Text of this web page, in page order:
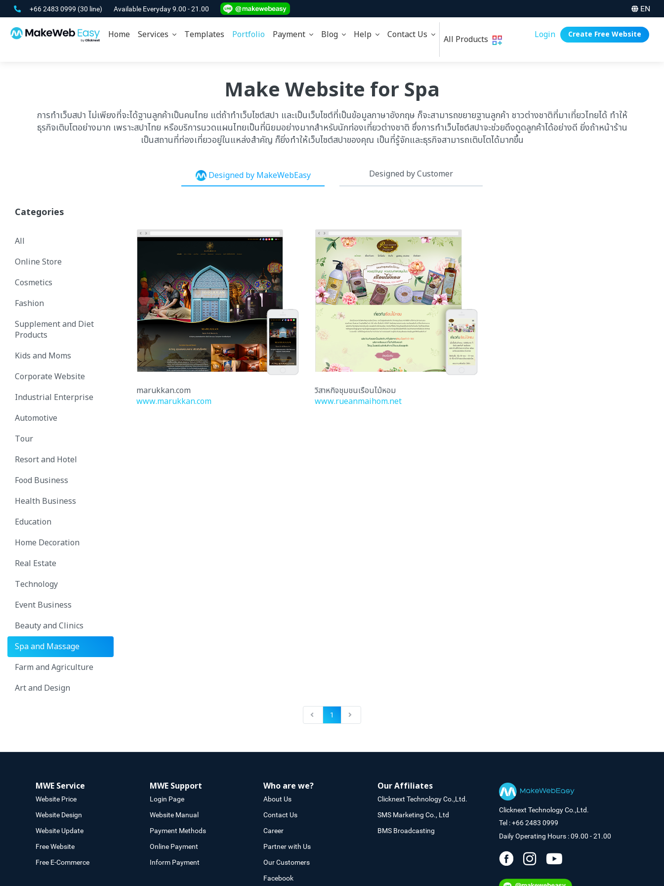
+66 2483 0999 (30 line) Available Everyday 9.00 - 21.00 EN
Home Services Templates Portfolio Payment Blog Help Contact Us All Products Login Create Free Website
Make Website for Spa
การทำเว็บสปา ไม่เพียงที่จะได้ฐานลูกค้าเป็นคนไทย แต่ถ้าทำเว็บไซต์สปา และเป็นเว็บไซต์ที่เป็นข้อมูลภาษาอังกฤษ ก็จะสามารถขยายฐานลูกค้า ชาวต่างชาติที่มาเที่ยวไทยได้ ทำให้
ธุรกิจเติบโตอย่างมาก เพราะสปาไทย หรือบริการนวดแผนไทยเป็นที่นิยมอย่างมากสำหรับนักท่องเที่ยวต่างชาติ ซึ่งการทำเว็บไซต์สปาจะช่วยดึงดูดลูกค้าได้อย่างดี ยิ่งถ้าหน้าร้าน
เป็นสถานที่ท่องเที่ยวอยู่ในแหล่งสำคัญ ก็ยิ่งทำให้เว็บไซต์สปาของคุณ เป็นที่รู้จักและธุรกิจสามารถเติบโตได้มากขึ้น
Designed by MakeWebEasy Designed by Customer
Categories
All
Online Store
Cosmetics
Fashion
Supplement and Diet
Products
Kids and Moms
Corporate Website
Industrial Enterprise
Automotive
Tour
Resort and Hotel
Food Business
Health Business
Education
Home Decoration
Real Estate
Technology
Event Business
Beauty and Clinics
Spa and Massage
Farm and Agriculture
Art and Design
marukkan.com
www.marukkan.com
วิสาหกิจชุมชนเรือนไม้หอม
www.rueanmaihom.net
1
MWE Service
Website Price
Website Design
Website Update
Free Website
Free E-Commerce
MWE Support
Login Page
Website Manual
Payment Methods
Online Payment
Inform Payment
Who are we?
About Us
Contact Us
Career
Partner with Us
Our Customers
Facebook
Our Affiliates
Clicknext Technology Co.,Ltd.
SMS Marketing Co., Ltd
BMS Broadcasting
Clicknext Technology Co.,Ltd.
Tel : +66 2483 0999
Daily Operating Hours : 09.00 - 21.00